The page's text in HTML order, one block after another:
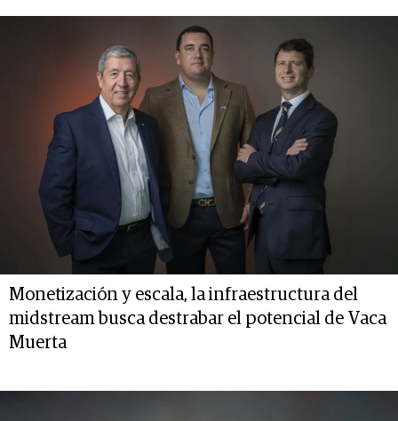
Monetización y escala, la infraestructura del
midstream busca destrabar el potencial de Vaca
Muerta